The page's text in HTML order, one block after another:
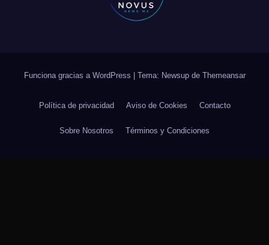
Funciona gracias a WordPress | Tema: Newsup de Themeansar
Política de privacidad Aviso de Cookies Contacto
Sobre Nosotros Términos y Condiciones